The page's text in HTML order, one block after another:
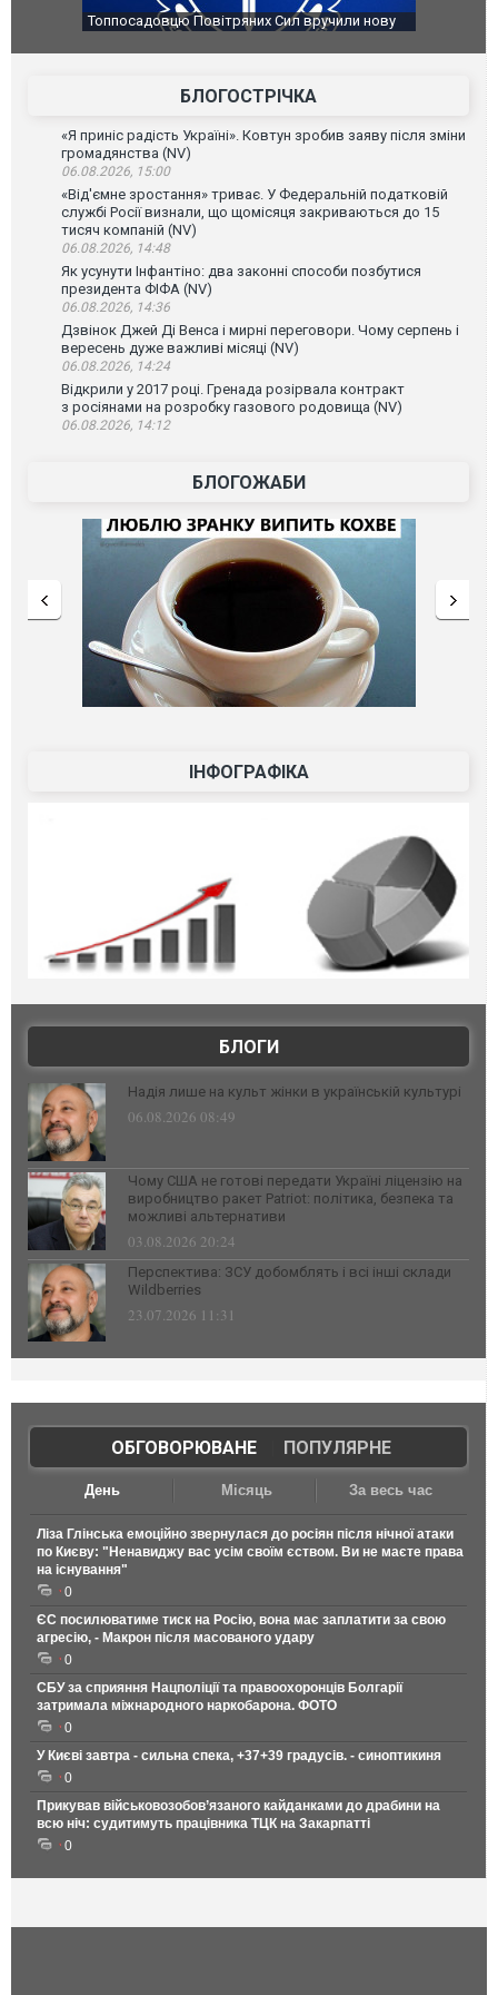
Сили оборони уразили Ярославський НПЗ:
губернатор регіону заявив про наймасштабнішу
атаку. ВІДЕО
Неймар
БЛОГОСТРІЧКА
«Я приніс радість Україні». Ковтун зробив заяву після зміни
громадянства (NV)
06.08.2026, 15:00
«Від'ємне зростання» триває. У Федеральній податковій
службі Росії визнали, що щомісяця закриваються до 15
тисяч компаній (NV)
06.08.2026, 14:48
Як усунути Інфантіно: два законні способи позбутися
президента ФІФА (NV)
06.08.2026, 14:36
Дзвінок Джей Ді Венса і мирні переговори. Чому серпень і
вересень дуже важливі місяці (NV)
06.08.2026, 14:24
Відкрили у 2017 році. Гренада розірвала контракт
з росіянами на розробку газового родовища (NV)
06.08.2026, 14:12
БЛОГОЖАБИ
ІНФОГРАФІКА
БЛОГИ
Надія лише на культ жінки в українській культурі
06.08.2026 08:49
Чому США не готові передати Україні ліцензію на
виробництво ракет Patriot: політика, безпека та
можливі альтернативи
03.08.2026 20:24
Перспектива: ЗСУ добомблять і всі інші склади
Wildberries
23.07.2026 11:31
ОБГОВОРЮВАНЕ| ПОПУЛЯРНЕ
День Місяць За весь час
Ліза Глінська емоційно звернулася до росіян після нічної атаки
по Києву: "Ненавиджу вас усім своїм єством. Ви не маєте права
на існування"
0
ЄС посилюватиме тиск на Росію, вона має заплатити за свою
агресію, - Макрон після масованого удару
0
СБУ за сприяння Нацполіції та правоохоронців Болгарії
затримала міжнародного наркобарона. ФОТО
0
У Києві завтра - сильна спека, +37+39 градусів. - синоптикиня
0
Прикував військовозобов’язаного кайданками до драбини на
всю ніч: судитимуть працівника ТЦК на Закарпатті
0